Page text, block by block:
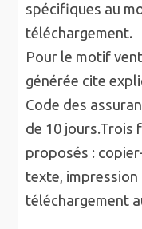
spécifiques au
téléchargement.
Pour le motif
générée cite
Code des
de 10
proposés :
texte, impression
téléchargement